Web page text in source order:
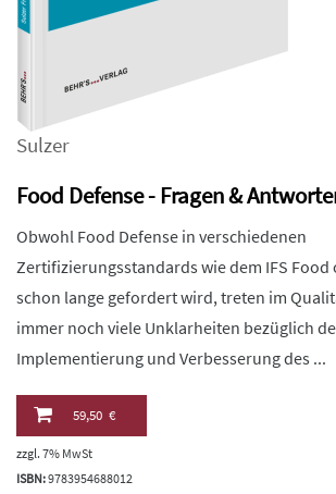
Sulzer
Food Defense - Fragen &
Obwohl Food Defense in verschiedenen
Zertifizierungsstandards wie dem IFS Food
schon lange gefordert wird, treten im
immer noch viele Unklarheiten bezüglich
Implementierung und Verbesserung des ...
59,50 €
zzgl. 7% MwSt
ISBN:9783954688012